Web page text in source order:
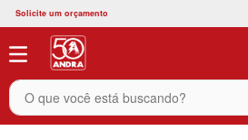
Solicite um orçamento
O que você está buscando?